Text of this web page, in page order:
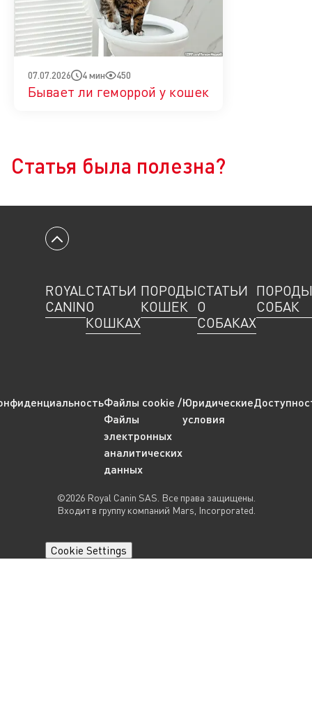
07.07.2026 4 мин 450
Бывает ли геморрой у кошек
Статья была полезна?
Вернуться к началу
ROYAL
CANIN
СТАТЬИ
О
КОШКАХ
ПОРОДЫ
КОШЕК
СТАТЬИ
О
СОБАКАХ
ПОРОДЫ
СОБАК
Файлы cookie /
Файлы
электронных
аналитических
данных
Юридические
условия
©2026 Royal Canin SAS. Все права защищены.
Входит в группу компаний Mars, Incorporated.
Cookie Settings